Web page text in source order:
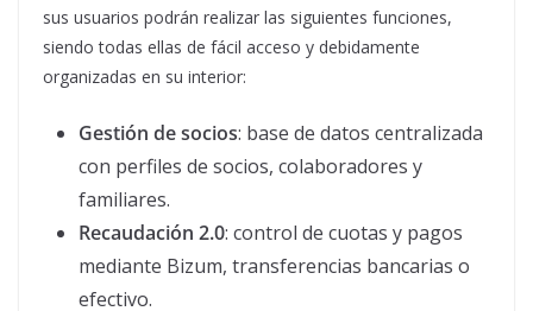
sus usuarios podrán realizar las siguientes funciones,
siendo todas ellas de fácil acceso y debidamente
organizadas en su interior:
Gestión de socios: base de datos centralizada
con perfiles de socios, colaboradores y
familiares.
Recaudación 2.0: control de cuotas y pagos
mediante Bizum, transferencias bancarias o
efectivo.